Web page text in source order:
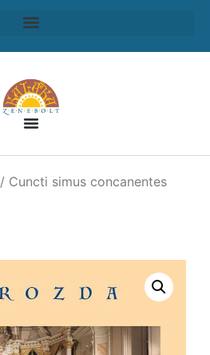
/ Cuncti simus concanentes